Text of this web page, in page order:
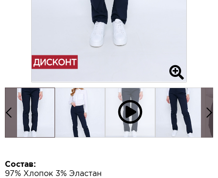
Состав:
97% Хлопок 3% Эластан